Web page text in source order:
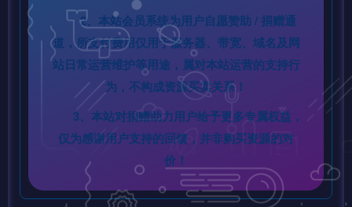
2、本站会员系统为用户自愿赞助 / 捐赠通
道，所支付费用仅用于服务器、带宽、域名及网
站日常运营维护等用途，属对本站运营的支持行
为，不构成资源买卖关系！
3、本站对捐赠助力用户给予更多专属权益，
仅为感谢用户支持的回馈，并非购买资源的对
价！